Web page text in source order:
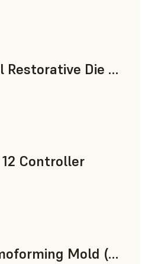
Precision Model Restorative Die Model
Controller
Rigid 10K Thermoforming Mold (Form 4)